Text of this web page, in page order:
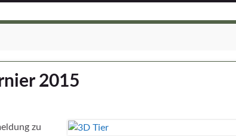
2015
zu